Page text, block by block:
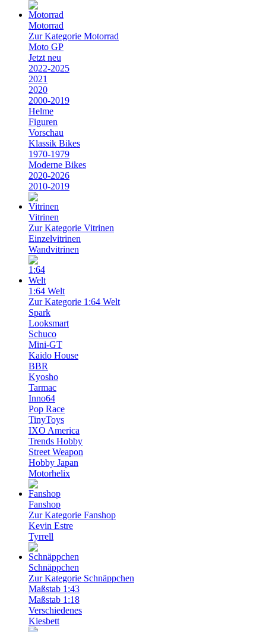
Motorrad
Zur Kategorie Motorrad
Moto GP
Jetzt neu
2022-2025
2021
2020
2000-2019
Helme
Figuren
Vorschau
Klassik Bikes
1970-1979
Moderne Bikes
2020-2026
2010-2019
Vitrinen
Zur Kategorie Vitrinen
Einzelvitrinen
Wandvitrinen
1:64 Welt
Zur Kategorie 1:64 Welt
Spark
Looksmart
Schuco
Mini-GT
Kaido House
BBR
Kyosho
Tarmac
Inno64
Pop Race
TinyToys
IXO America
Trends Hobby
Street Weapon
Hobby Japan
Motorhelix
Fanshop
Zur Kategorie Fanshop
Kevin Estre
Tyrrell
Schnäppchen
Zur Kategorie Schnäppchen
Maßstab 1:43
Maßstab 1:18
Verschiedenes
Kiesbett